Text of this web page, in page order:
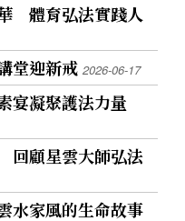
體育弘法實踐人
堂迎新戒2026-06-17
宴凝聚護法力量
回顧星雲大師弘法
水家風的生命故事